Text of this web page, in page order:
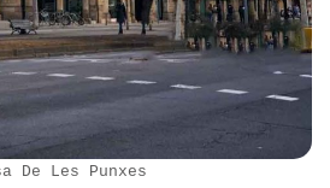
De Les Punxes